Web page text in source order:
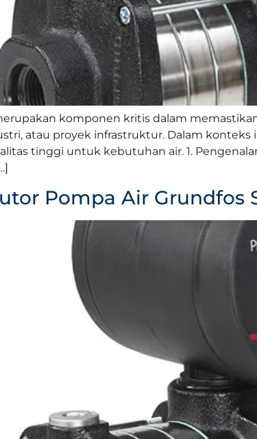
komponen kritis dalam
atau proyek infrastruktur. Dalam
tinggi untuk kebutuhan air. 1.
Pompa Air Grundfos